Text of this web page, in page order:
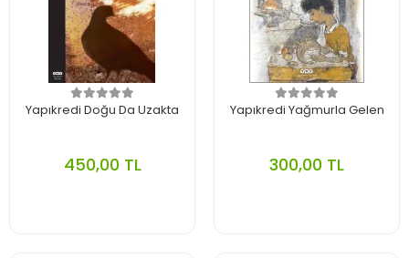
Yapıkredi Doğu Da Uzakta
450,00 TL
Yapıkredi Yağmurla Gelen
300,00 TL